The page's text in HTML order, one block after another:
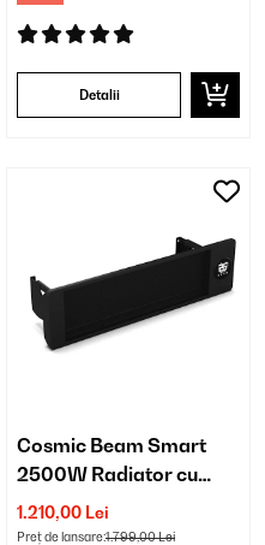
Detalii
Cosmic Beam Smart
2500W Radiator cu
Infraroșu Montat pe
Perete Negru
1.210,00 Lei
Preț de lansare:1.799,00 Lei